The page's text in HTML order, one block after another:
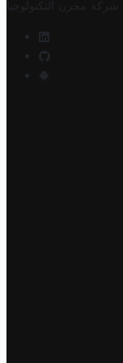
شركة مخزن التكنولوجيا